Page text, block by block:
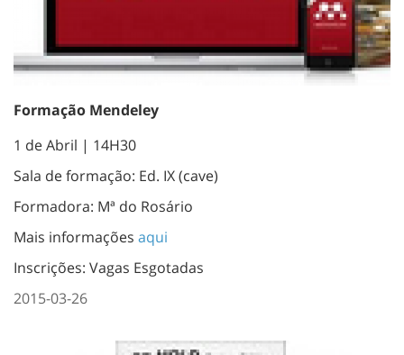
Formação Mendeley
1 de Abril | 14H30
Sala de formação: Ed. IX (cave)
Formadora: Mª do Rosário
Mais informações aqui
Inscrições: Vagas Esgotadas
2015-03-26